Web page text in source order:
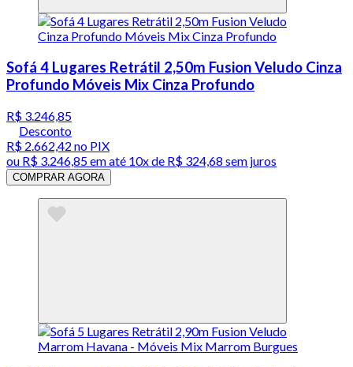
Sofá 4 Lugares Retrátil 2,50m Fusion Veludo Cinza
Profundo Móveis Mix Cinza Profundo
R$ 3.246,85
Desconto
R$ 2.662,42 no PIX
ou R$ 3.246,85em até 10x de R$ 324,68 sem juros
COMPRAR AGORA